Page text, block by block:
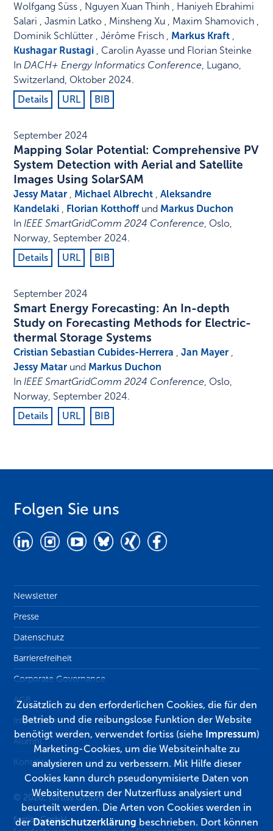
Wolfgang Süss , Nguyen Xuan Thinh , Haniyeh Ebrahimi
Salari , Jasmin Latko , Minsheng Xu , Maxim Shamovich ,
Dominik Schlütter , Jérôme Frisch , Markus Kraft ,
Kushagar Rustagi , Carolin Ayasse und Florian Steinke
InDACH+ Energy Informatics Conference, Lugano,
Switzerland, Oktober 2024.
Details
URL BIB
September 2024
Mapping Solar Potential: Comprehensive PV
System Detection with Aerial and Satellite
Images Using SolarSAM
Jessy Matar , Michael Albrecht ,Aleksandre
Kandelaki , Florian Kotthoff und Markus Duchon
InIEEE SmartGridComm 2024 Conference, Oslo,
Norway, September 2024.
Details
URL BIB
September 2024
Smart Energy Forecasting: An In-depth
Study on Forecasting Methods for Electric-
thermal Storage Systems
Cristian Sebastian Cubides-Herrera ,Jan Mayer ,
Jessy Matar und Markus Duchon
InIEEE SmartGridComm 2024 Conference, Oslo,
Norway, September 2024.
Details
URL BIB
Folgen Sie uns
Newsletter
Presse
Datenschutz
Barrierefreiheit
Corporate Governance
AGB
Impressum
Alumni
Kontakt
© 2026, fortiss GmbH
fortiss GmbH
Zusätzlich zu den erforderlichen Cookies, die für den
Betrieb und die reibungslose Funktion der Website
benötigt werden, verwendet fortiss (siehe Impressum)
Marketing-Cookies, um die Websiteinhalte zu
analysieren und zu verbessern. Mit Hilfe dieser
Cookies kann durch pseudonymisierte Daten von
Websitenutzern der Nutzerfluss analysiert und
beurteilt werden. Die Arten von Cookies werden in
derDatenschutzerklärung beschrieben. Dort können